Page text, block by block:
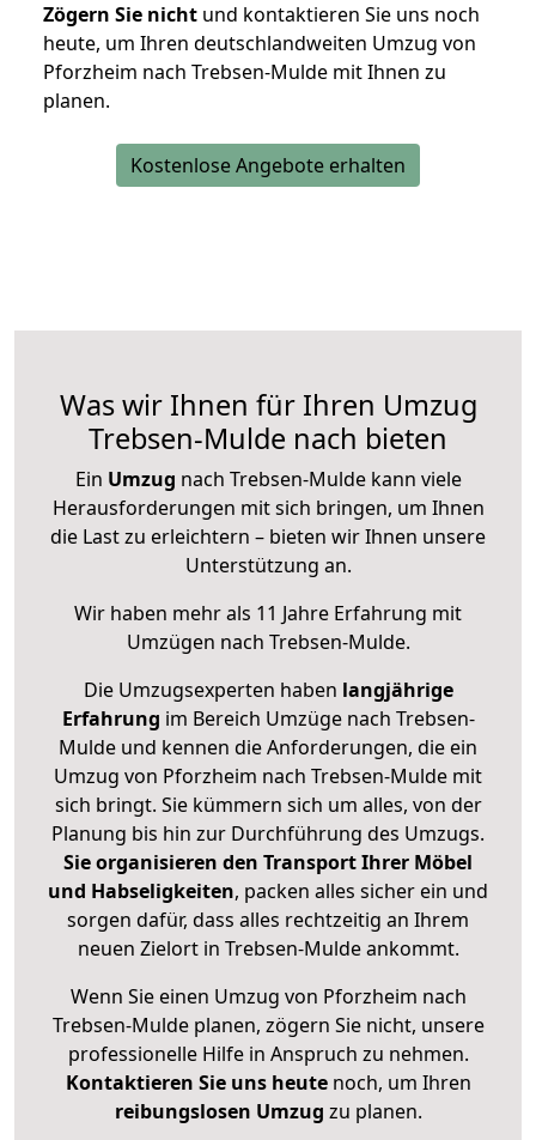
Zögern Sie nicht und kontaktieren Sie uns noch
heute, um Ihren deutschlandweiten Umzug von
Pforzheim nach Trebsen-Mulde mit Ihnen zu
planen.
Kostenlose Angebote erhalten
Was wir Ihnen für Ihren Umzug
Trebsen-Mulde nach bieten
Ein Umzug nach Trebsen-Mulde kann viele
Herausforderungen mit sich bringen, um Ihnen
die Last zu erleichtern – bieten wir Ihnen unsere
Unterstützung an.
Wir haben mehr als 11 Jahre Erfahrung mit
Umzügen nach Trebsen-Mulde.
Die Umzugsexperten haben langjährige
Erfahrung im Bereich Umzüge nach Trebsen-
Mulde und kennen die Anforderungen, die ein
Umzug von Pforzheim nach Trebsen-Mulde mit
sich bringt. Sie kümmern sich um alles, von der
Planung bis hin zur Durchführung des Umzugs.
Sie organisieren den Transport Ihrer Möbel
und Habseligkeiten, packen alles sicher ein und
sorgen dafür, dass alles rechtzeitig an Ihrem
neuen Zielort in Trebsen-Mulde ankommt.
Wenn Sie einen Umzug von Pforzheim nach
Trebsen-Mulde planen, zögern Sie nicht, unsere
professionelle Hilfe in Anspruch zu nehmen.
Kontaktieren Sie uns heutenoch, um Ihren
reibungslosen Umzug zu planen.